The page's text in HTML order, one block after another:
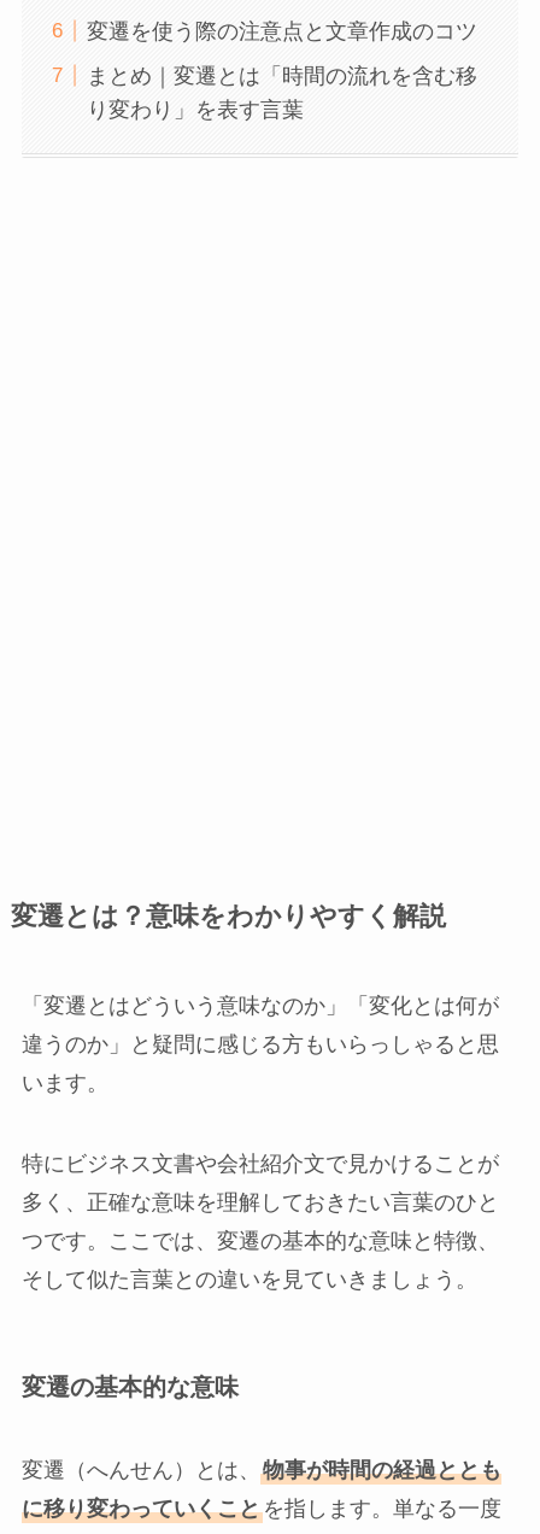
変遷を使う際の注意点と文章作成のコツ
まとめ｜変遷とは「時間の流れを含む移
り変わり」を表す言葉
変遷とは？意味をわかりやすく解説
「変遷とはどういう意味なのか」「変化とは何が
違うのか」と疑問に感じる方もいらっしゃると思
います。
特にビジネス文書や会社紹介文で見かけることが
多く、正確な意味を理解しておきたい言葉のひと
つです。ここでは、変遷の基本的な意味と特徴、
そして似た言葉との違いを見ていきましょう。
変遷の基本的な意味
変遷（へんせん）とは、 物事が時間の経過ととも
に移り変わっていくことを指します。単なる一度